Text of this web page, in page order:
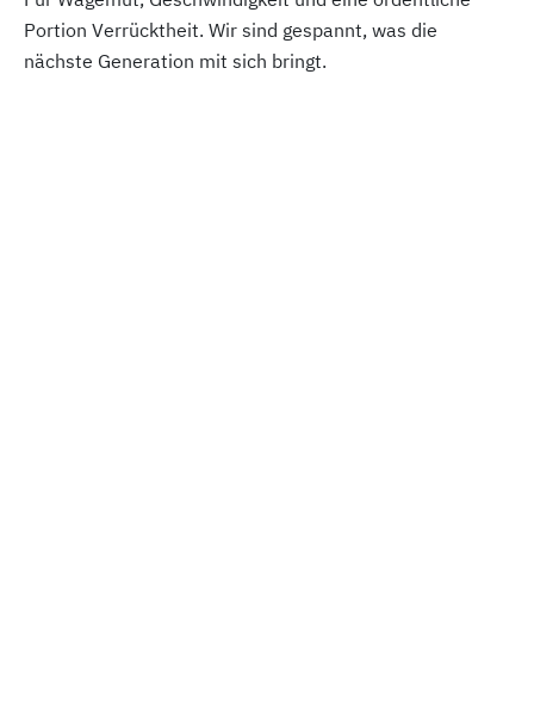
Portion Verrücktheit. Wir sind gespannt, was die
nächste Generation mit sich bringt.